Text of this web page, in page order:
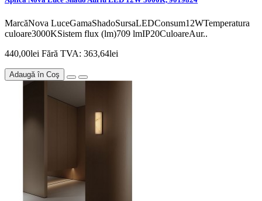
MarcăNova LuceGamaShadoSursaLEDConsum12WTemperatura
culoare3000KSistem flux (lm)709 lmIP20CuloareAur..
440,00lei Fără TVA: 363,64lei
Adaugă în Coş